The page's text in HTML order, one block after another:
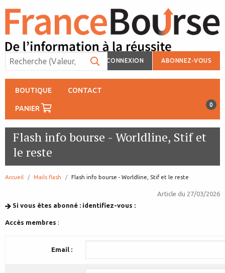
CONNEXION ABONNEZ-VOUS
BOUTIQUE CONTACT
PANIER 0
Flash info bourse - Worldline, Stif et
le reste
Accueil Mails flash page:
Flash info bourse - Worldline, Stif et le reste
Article du 27/03/2026
Si vous êtes abonné : identifiez-vous :
Accès membres :
Email :